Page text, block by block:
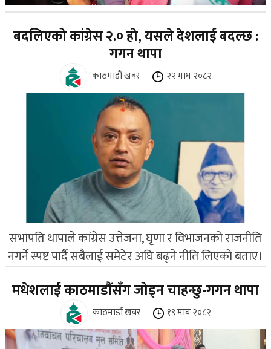
बदलिएको कांग्रेस २.० हो, यसले देशलाई बदल्छ :
गगन थापा
काठमाडौं खबर २२ माघ २०८२
सभापति थापाले कांग्रेस उत्तेजना, घृणा र विभाजनको राजनीति
नगर्ने स्पष्ट पार्दै सबैलाई समेटेर अघि बढ्ने नीति लिएको बताए।
मधेशलाई काठमाडौंसँग जोड्न चाहन्छु-गगन थापा
काठमाडौं खबर १९ माघ २०८२